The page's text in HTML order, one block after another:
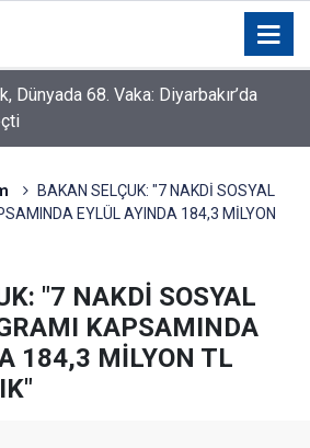
Dünyada 68. Vaka: Diyarbakır’da
BAKAN SELÇUK: "7 NAKDİ SOSYAL
EYLÜL AYINDA 184,3 MİLYON
"7 NAKDİ SOSYAL
KAPSAMINDA
184,3 MİLYON TL